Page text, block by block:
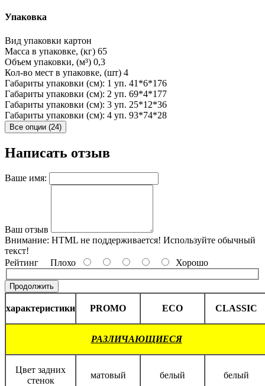
Упаковка
Вид упаковки картон
Масса в упаковке, (кг) 65
Объем упаковки, (м³) 0,3
Кол-во мест в упаковке, (шт) 4
Габариты упаковки (см): 1 уп. 41*6*176
Габариты упаковки (см): 2 уп. 69*4*177
Габариты упаковки (см): 3 уп. 25*12*36
Габариты упаковки (см): 4 уп. 93*74*28
Все опции (24)
Написать отзыв
Ваше имя:
Ваш отзыв
Внимание: HTML не поддерживается! Используйте обычный
текст!
Рейтинг Плохо Хорошо
Продолжить
характеристики PROMO ECO CLASSIC
РАЗЛИЧАЮЩИЕСЯ
Цвет задних
стенок
матовый белый белый